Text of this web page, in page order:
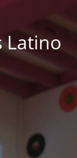
Latino